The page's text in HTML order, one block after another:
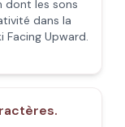
dont les sons
dans la
Facing Upward.